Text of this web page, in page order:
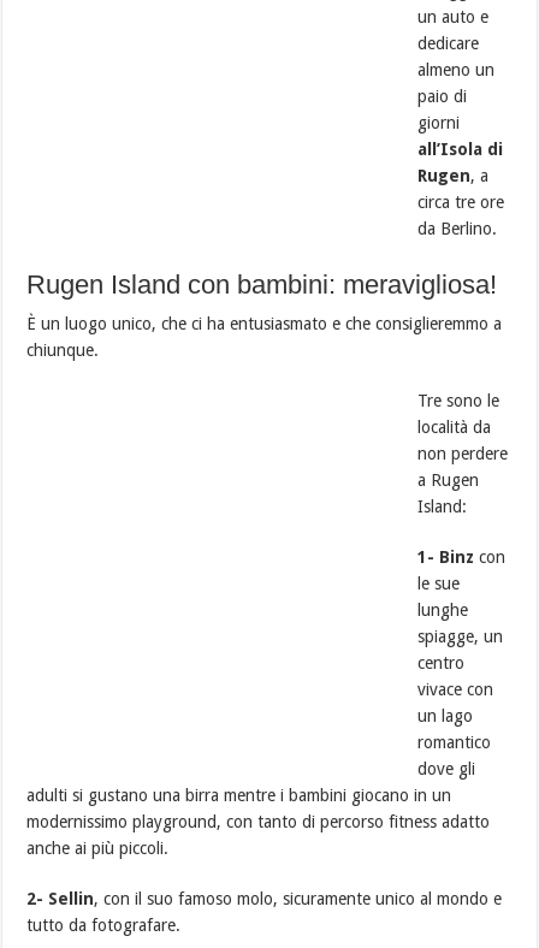
un auto e
dedicare
almeno un
paio di
giorni
all’Isola di
Rugen, a
circa tre ore
da Berlino.
Rugen Island con bambini: meravigliosa!
È un luogo unico, che ci ha entusiasmato e che consiglieremmo a
chiunque.
Tre sono le
località da
non perdere
a Rugen
Island:
1- Binz con
le sue
lunghe
spiagge, un
centro
vivace con
un lago
romantico
dove gli
adulti si gustano una birra mentre i bambini giocano in un
modernissimo playground, con tanto di percorso fitness adatto
anche ai più piccoli.
2- Sellin, con il suo famoso molo, sicuramente unico al mondo e
tutto da fotografare.